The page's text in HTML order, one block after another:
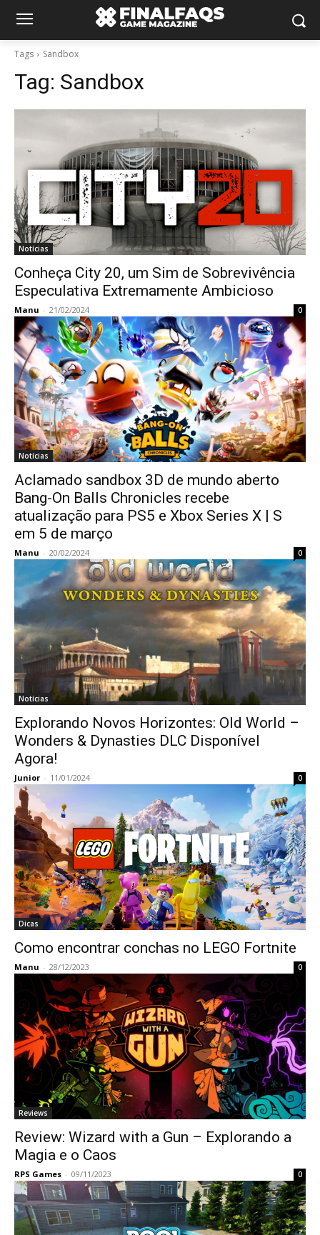
Tags Sandbox
Tag: Sandbox
Notícias
Conheça City 20, um Sim de Sobrevivência
Especulativa Extremamente Ambicioso
Manu - 21/02/2024 0
Notícias
Aclamado sandbox 3D de mundo aberto
Bang-On Balls Chronicles recebe
atualização para PS5 e Xbox Series X | S
em 5 de março
Manu - 20/02/2024 0
Notícias
Explorando Novos Horizontes: Old World –
Wonders & Dynasties DLC Disponível
Agora!
Junior - 11/01/2024 0
Dicas
Como encontrar conchas no LEGO Fortnite
Manu - 28/12/2023 0
Reviews
Review: Wizard with a Gun – Explorando a
Magia e o Caos
RPS Games - 09/11/2023 0